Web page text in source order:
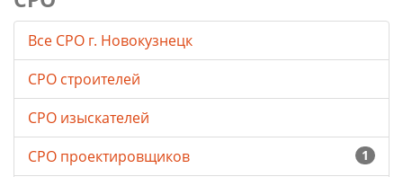
Все СРО г. Новокузнецк
СРО строителей
СРО изыскателей
1
СРО проектировщиков